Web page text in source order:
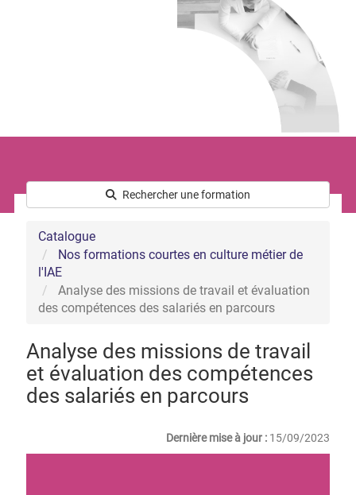
Rechercher une formation
Catalogue
Nos formations courtes en culture métier de
l'IAE
Analyse des missions de travail et évaluation
des compétences des salariés en parcours
Analyse des missions de travail
et évaluation des compétences
des salariés en parcours
Dernière mise à jour : 15/09/2023
Le développement commercial